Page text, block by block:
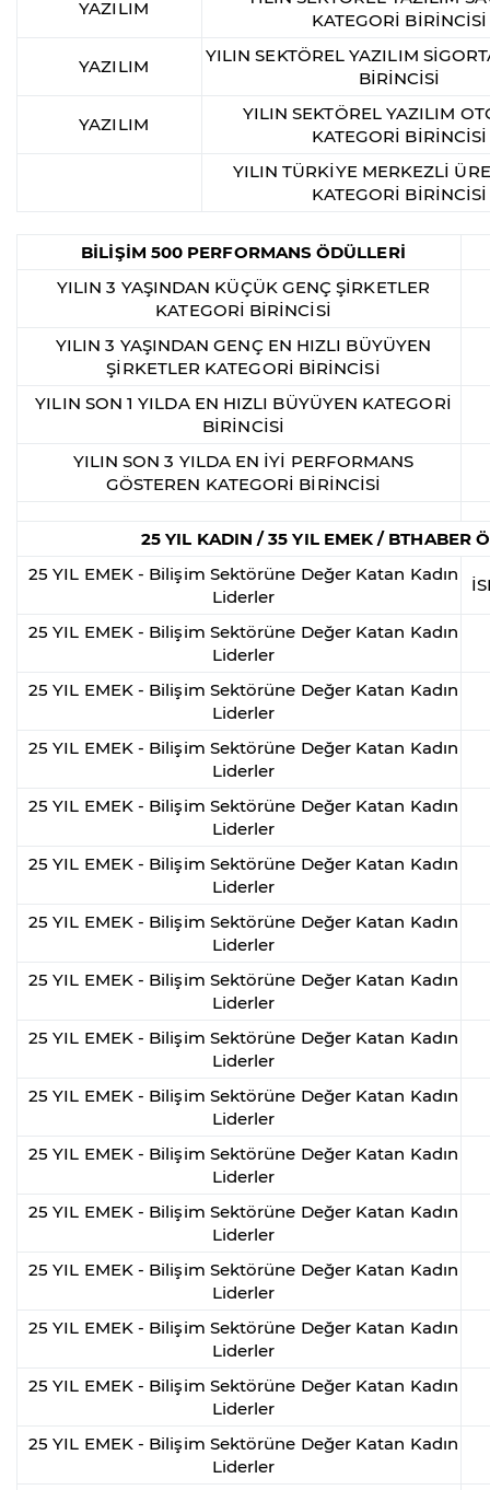
YAZILIM
KATEGORİ BİRİNCİSİ
YAZILIM
YILIN SEKTÖREL YAZILIM
BİRİNCİSİ
YAZILIM
YILIN SEKTÖREL YAZILIM
KATEGORİ BİRİNCİSİ
YILIN TÜRKİYE MERKEZLİ
KATEGORİ BİRİNCİSİ
BİLİŞİM 500 PERFORMANS ÖDÜLLERİ
YILIN 3 YAŞINDAN KÜÇÜK GENÇ ŞİRKETLER
KATEGORİ BİRİNCİSİ
YILIN 3 YAŞINDAN GENÇ EN HIZLI BÜYÜYEN
ŞİRKETLER KATEGORİ BİRİNCİSİ
YILIN SON 1 YILDA EN HIZLI BÜYÜYEN KATEGORİ
BİRİNCİSİ
YILIN SON 3 YILDA EN İYİ PERFORMANS
GÖSTEREN KATEGORİ BİRİNCİSİ
25 YIL KADIN / 35 YIL EMEK / BTHABER
25 YIL EMEK - Bilişim Sektörüne Değer Katan Kadın
Liderler
25 YIL EMEK - Bilişim Sektörüne Değer Katan Kadın
Liderler
25 YIL EMEK - Bilişim Sektörüne Değer Katan Kadın
Liderler
25 YIL EMEK - Bilişim Sektörüne Değer Katan Kadın
Liderler
25 YIL EMEK - Bilişim Sektörüne Değer Katan Kadın
Liderler
25 YIL EMEK - Bilişim Sektörüne Değer Katan Kadın
Liderler
25 YIL EMEK - Bilişim Sektörüne Değer Katan Kadın
Liderler
25 YIL EMEK - Bilişim Sektörüne Değer Katan Kadın
Liderler
25 YIL EMEK - Bilişim Sektörüne Değer Katan Kadın
Liderler
25 YIL EMEK - Bilişim Sektörüne Değer Katan Kadın
Liderler
25 YIL EMEK - Bilişim Sektörüne Değer Katan Kadın
Liderler
25 YIL EMEK - Bilişim Sektörüne Değer Katan Kadın
Liderler
25 YIL EMEK - Bilişim Sektörüne Değer Katan Kadın
Liderler
25 YIL EMEK - Bilişim Sektörüne Değer Katan Kadın
Liderler
25 YIL EMEK - Bilişim Sektörüne Değer Katan Kadın
Liderler
25 YIL EMEK - Bilişim Sektörüne Değer Katan Kadın
Liderler